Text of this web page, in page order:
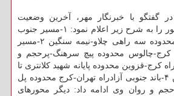
گفتگو با خبرنگار مهر، آخرین وضعیت
ترافیكی در راههای كشور را به شرح زیر اعلام نمود: ۱-مسیر جنوب
به شمال محور هراز محدوده سه راهی چلاو-نیمه سنگین ۲-مسیر
چالوس محدوده پیچ سرهنگ-پرحجم و
كرج-قزوین محدوده پایانه شهید كلانتری تا
پل فردیس-نیمه سنگین ۴-باند جنوبی آزادراه تهران-كرج محدوده پل
و روان وی ادامه داد: دیگر محورهای